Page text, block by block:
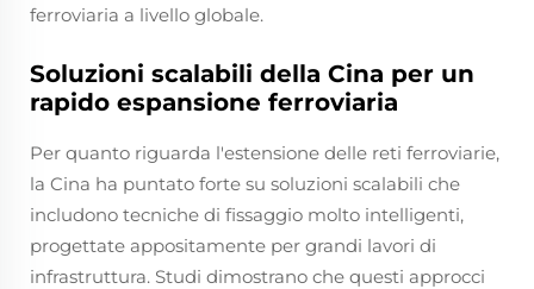
ferroviaria a livello globale.
Soluzioni scalabili della Cina per un
rapido espansione ferroviaria
Per quanto riguarda l'estensione delle reti ferroviarie,
la Cina ha puntato forte su soluzioni scalabili che
includono tecniche di fissaggio molto intelligenti,
progettate appositamente per grandi lavori di
infrastruttura. Studi dimostrano che questi approcci